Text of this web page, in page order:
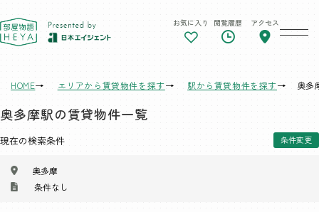
東京 部屋物語 お気に入り 閲覧履歴 アクセス
HOME エリアから賃貸物件を探す 駅から賃貸物件を探す 奥多
奥多摩駅の賃貸物件一覧
現在の検索条件 条件変更
奥多摩
条件なし